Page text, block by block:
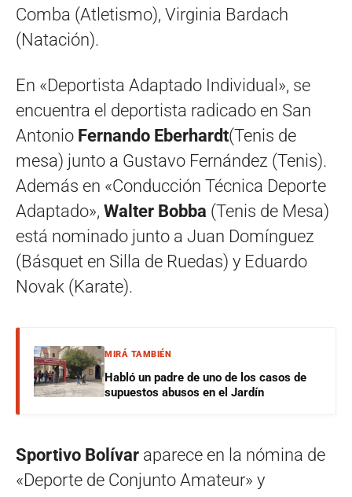
Comba (Atletismo), Virginia Bardach
(Natación).
En «Deportista Adaptado Individual», se
encuentra el deportista radicado en San
Antonio Fernando Eberhardt(Tenis de
mesa) junto a Gustavo Fernández (Tenis).
Además en «Conducción Técnica Deporte
Adaptado», Walter Bobba (Tenis de Mesa)
está nominado junto a Juan Domínguez
(Básquet en Silla de Ruedas) y Eduardo
Novak (Karate).
MIRÁ TAMBIÉN
Habló un padre de uno de los casos de
supuestos abusos en el Jardín
Sportivo Bolívar aparece en la nómina de
«Deporte de Conjunto Amateur» y